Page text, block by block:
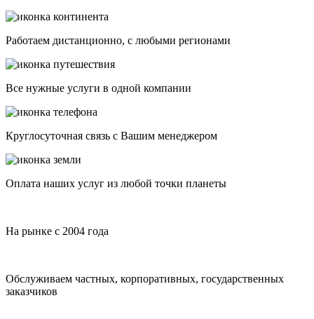
Работаем дистанционно, с любыми регионами
Все нужные услуги в одной компании
Круглосуточная связь с Вашим менеджером
Оплата наших услуг из любой точки планеты
На рынке с 2004 года
Обслуживаем частных, корпоративных, государственных
заказчиков